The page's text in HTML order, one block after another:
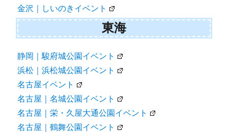
金沢｜しいのきイベント
東海
静岡｜駿府城公園イベント
浜松｜浜松城公園イベント
名古屋イベント
名古屋｜名城公園イベント
名古屋｜栄・久屋大通公園イベント
名古屋｜鶴舞公園イベント